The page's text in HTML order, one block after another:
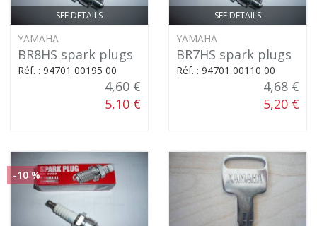
SEE DETAILS
YAMAHA
BR8HS spark plugs
Réf. : 94701 00195 00
4,60 €
5,10 €
SEE DETAILS
YAMAHA
BR7HS spark plugs
Réf. : 94701 00110 00
4,68 €
5,20 €
-10 %